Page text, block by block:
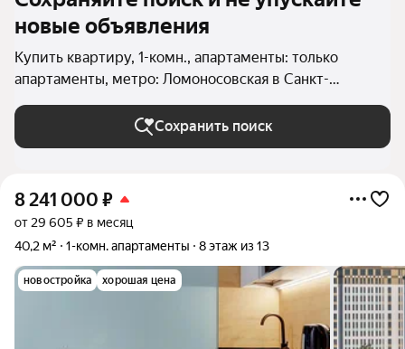
новые объявления
Купить квартиру, 1-комн., апартаменты: только
апартаменты, метро: Ломоносовская в Санкт-
Петербурге и ЛО
Сохранить поиск
8 241 000 ₽
от 29 605 ₽ в месяц
40,2 м²
1-комн. апартаменты 8 этаж из 13
новостройка хорошая цена